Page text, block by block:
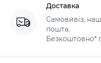
Доставка
Самовивіз,
пошта.
Безкоштовно*